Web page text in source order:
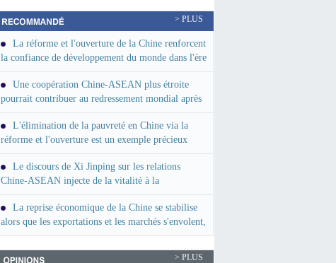
> PLUS
La réforme et l'ouverture de la Chine renforcent
la confiance de développement du monde dans l'ère
Une coopération Chine-ASEAN plus étroite
pourrait contribuer au redressement mondial après
L'élimination de la pauvreté en Chine via la
réforme et l'ouverture est un exemple précieux
Le discours de Xi Jinping sur les relations
Chine-ASEAN injecte de la vitalité à la
La reprise économique de la Chine se stabilise
alors que les exportations et les marchés s'envolent,
selon Bloomberg
> PLUS